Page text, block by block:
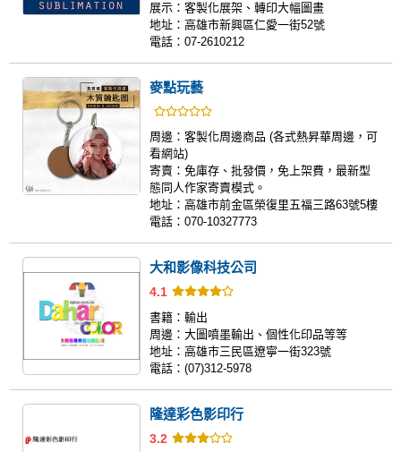
展示： 客製化展架、轉印大幅圖畫
地址： 高雄市新興區仁愛一街52號
電話： 07-2610212
麥點玩藝
周邊： 客製化周邊商品 (各式熱昇華周邊，可
看網站)
寄賣： 免庫存、批發價，免上架費，最新型
態同人作家寄賣模式。
地址： 高雄市前金區榮復里五福三路63號5樓
電話： 070-10327773
大和影像科技公司
4.1
書籍： 輸出
周邊： 大圖噴墨輸出、個性化印品等等
地址： 高雄市三民區遼寧一街323號
電話： (07)312-5978
隆達彩色影印行
3.2